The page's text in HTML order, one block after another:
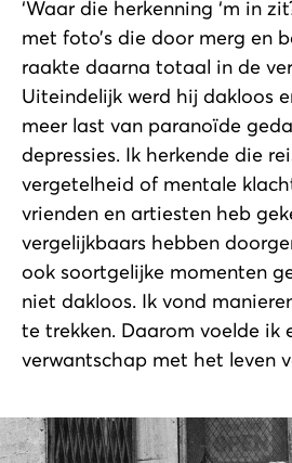
‘Waar die herkenning ‘m in
met foto’s die door merg en
raakte daarna totaal in de
Uiteindelijk werd hij dakloos
meer last van paranoïde
depressies. Ik herkende die
vergetelheid of mentale
vrienden en artiesten heb
vergelijkbaars hebben
ook soortgelijke momenten
niet dakloos. Ik vond
te trekken. Daarom voelde ik
verwantschap met het leven